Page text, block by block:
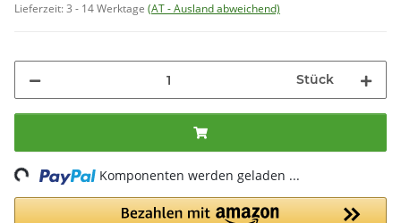
Lieferzeit:3 - 14 Werktage (AT - Ausland abweichend)
Stück
Komponenten werden geladen ...